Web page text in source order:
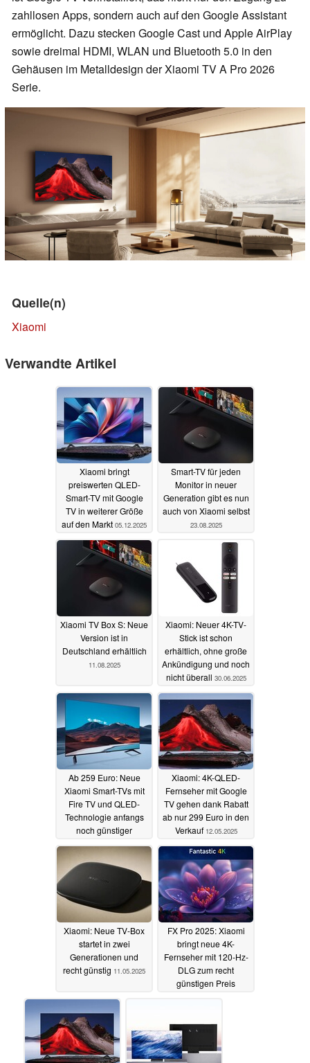
zahllosen Apps, sondern auch auf den Google Assistant
ermöglicht. Dazu stecken Google Cast und Apple AirPlay
sowie dreimal HDMI, WLAN und Bluetooth 5.0 in den
Gehäusen im Metalldesign der Xiaomi TV A Pro 2026
Serie.
Quelle(n)
Xiaomi
Verwandte Artikel
Xiaomi bringt
preiswerten QLED-
Smart-TV mit Google
TV in weiterer Größe
auf den Markt 05.12.2025
Smart-TV für jeden
Monitor in neuer
Generation gibt es nun
auch von Xiaomi selbst
23.08.2025
Xiaomi TV Box S: Neue
Version ist in
Deutschland erhältlich
11.08.2025
Xiaomi: Neuer 4K-TV-
Stick ist schon
erhältlich, ohne große
Ankündigung und noch
nicht überall 30.06.2025
Ab 259 Euro: Neue
Xiaomi Smart-TVs mit
Fire TV und QLED-
Technologie anfangs
noch günstiger
13.05.2025
Xiaomi: 4K-QLED-
Fernseher mit Google
TV gehen dank Rabatt
ab nur 299 Euro in den
Verkauf 12.05.2025
Xiaomi: Neue TV-Box
startet in zwei
Generationen und
recht günstig 11.05.2025
FX Pro 2025: Xiaomi
bringt neue 4K-
Fernseher mit 120-Hz-
DLG zum recht
günstigen Preis